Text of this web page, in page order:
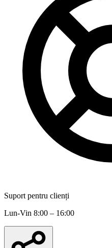
Suport pentru clienți
Lun-Vin 8:00 – 16:00